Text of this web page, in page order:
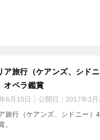
ア旅行（ケアンズ、シド
オペラ鑑賞
6月10日 公開日： 2017年3月
旅行（ケアンズ、シドニー）
。